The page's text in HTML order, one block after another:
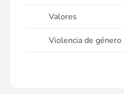
Valores
Violencia de género